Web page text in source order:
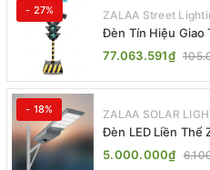
- 27% ZALAA Street
Đèn Tín Hiệu Giao
Trời ZALAA ZL-
77.063.591₫
- 18% ZALAA SOLAR
Đèn LED Liền Thể
TG 20W 25W 30W
5.000.000₫